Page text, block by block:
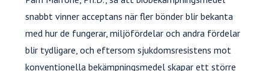
snabbt vinner acceptans när fler bönder blir bekanta
med hur de fungerar, miljöfördelar och andra fördelar
blir tydligare, och eftersom sjukdomsresistens mot
konventionella bekämpningsmedel skapar ett större